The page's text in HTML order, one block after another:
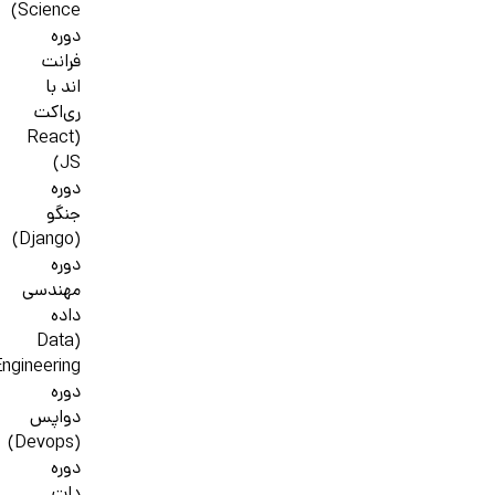
Science)
دوره
فرانت
اند با
ری‌اکت
(React
JS)
دوره
جنگو
(Django)
دوره
مهندسی
داده
(Data
دوره
دواپس
(Devops)
دوره